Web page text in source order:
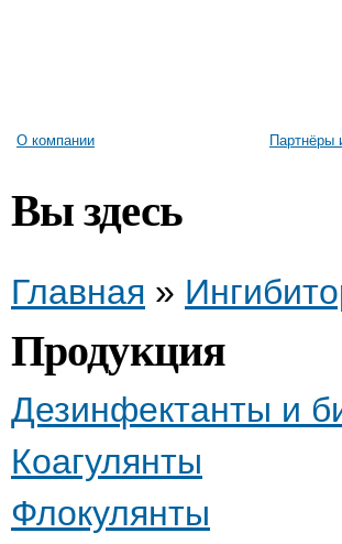
О компании Партнёры
Вы здесь
Главная »
Продукция
Дезинфектанты и
Коагулянты
Флокулянты